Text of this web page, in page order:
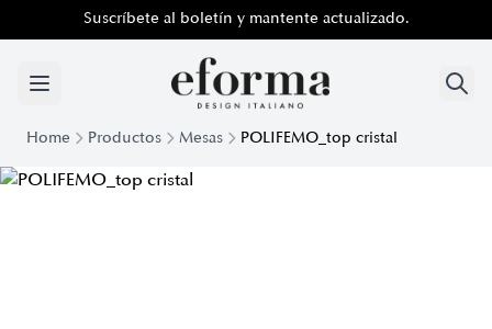
Suscríbete al boletín y mantente actualizado.
Home Productos Mesas POLIFEMO_top cristal
Mesa de Diseño Polifemo top Cristal | Eforma